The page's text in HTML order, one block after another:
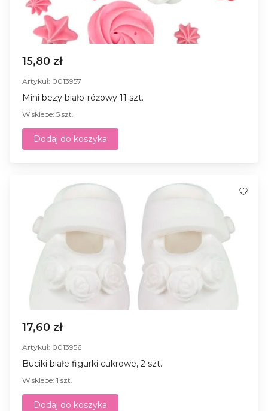
15,80 zł
Artykuł: 0013957
Mini bezy biało-różowy 11 szt.
W sklepe: 5 szt.
Dodaj do koszyka
17,60 zł
Artykuł: 0013956
Buciki białe figurki cukrowe, 2 szt.
W sklepe: 1 szt.
Dodaj do koszyka